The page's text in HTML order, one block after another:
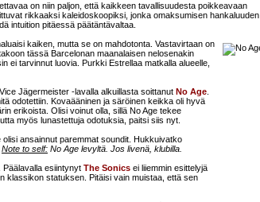
on niin paljon, että kaikkeen tavallisuudesta poikkeavaan
rikkaaksi kaleidoskoopiksi, jonka omaksumisen hankaluuden
intuition pitäessä päätäntävaltaa.
kaiken, mutta se on mahdotonta. Vastavirtaan on
tässä Barcelonan maanalaisen nelosenakin
ei tarvinnut luovia. Purkki Estrellaa matkalla alueelle,
Jägermeister -lavalla alkuillasta soittanut No Age.
odotettiin. Kovaääninen ja säröinen keikka oli hyvä
erikoista. Olisi voinut olla, sillä No Age tekee
myös lunastettuja odotuksia, paitsi siis nyt.
ansainnut paremmat soundit. Hukkuivatko
Note to self: No Age levyltä. Jos livenä, klubilla.
esiintynyt The Sonics ei liiemmin esittelyjä
klassikon statuksen. Pitäisi vain muistaa, että sen